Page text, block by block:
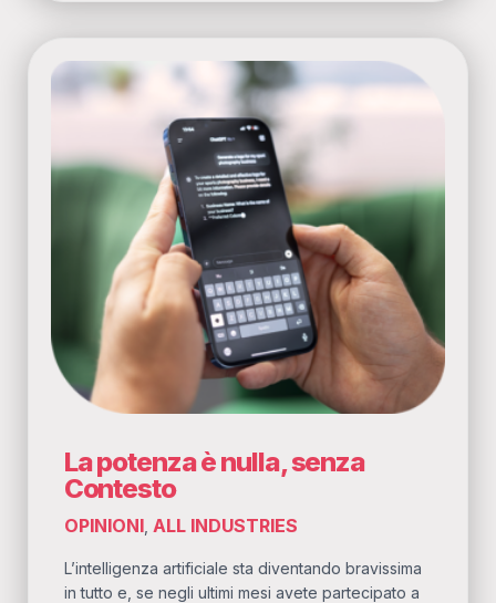
La potenza è nulla, senza
Contesto
OPINIONI ALL INDUSTRIES
L’intelligenza artificiale sta diventando bravissima
in tutto e, se negli ultimi mesi avete partecipato a